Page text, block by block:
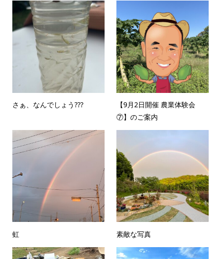
さぁ、なんでしょう???
【9月2日開催 農業体験会
⑦】のご案内
虹 素敵な写真